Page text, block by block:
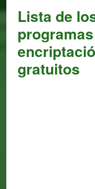
Lista de
gratuitos